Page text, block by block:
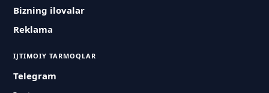
Bizning ilovalar
Reklama
IJTIMOIY TARMOQLAR
Telegram